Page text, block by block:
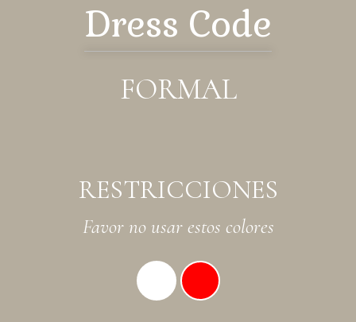
Dress Code
FORMAL
RESTRICCIONES
Favor no usar estos colores